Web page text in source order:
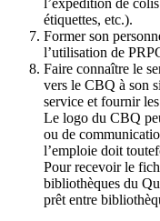
étiquettes, etc.).
Former son
l’utilisation de
Faire connaître le
vers le CBQ à son
service et fournir
Le logo du CBQ
ou de
l’emploie doit
Pour recevoir le
bibliothèques du
prêt entre